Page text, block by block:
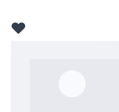
Bildergalerie überspringen